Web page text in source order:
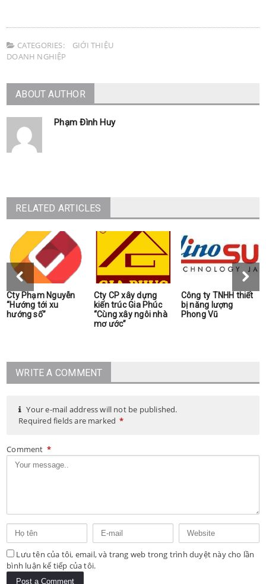
CATEGORIES:
GIỚI THIỆU
DOANH NGHIỆP
ABOUT AUTHOR
Phạm Đình Huy
RELATED ARTICLES
Cty Phạm Nguyễn
“Hướng tới xu
hướng số”
Cty CP xây dựng
kiến trúc Gia Phúc
“Cùng xây ngôi nhà
mơ ước”
Công ty TNHH thiết
bị năng lượng
Phong Vũ
WRITE A COMMENT
Your e-mail address will not be published.
Required fields are marked *
Comment *
Lưu tên của tôi, email, và trang web trong trình duyệt này cho lần
bình luận kế tiếp của tôi.